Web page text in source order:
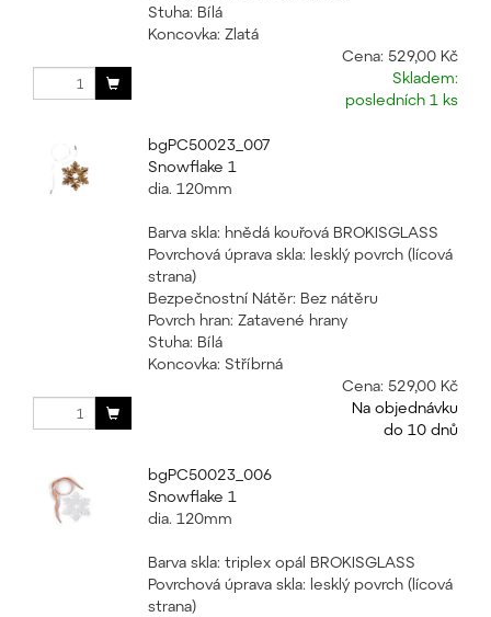
Stuha: Bílá
Koncovka: Zlatá
Cena: 529,00 Kč
Skladem:
posledních 1 ks
bgPC50023_007
Snowflake 1
dia. 120mm
Barva skla: hnědá kouřová BROKISGLASS
Povrchová úprava skla: lesklý povrch (lícová
strana)
Bezpečnostní Nátěr: Bez nátěru
Povrch hran: Zatavené hrany
Stuha: Bílá
Koncovka: Stříbrná
Cena: 529,00 Kč
Na objednávku
do 10 dnů
bgPC50023_006
Snowflake 1
dia. 120mm
Barva skla: triplex opál BROKISGLASS
Povrchová úprava skla: lesklý povrch (lícová
strana)